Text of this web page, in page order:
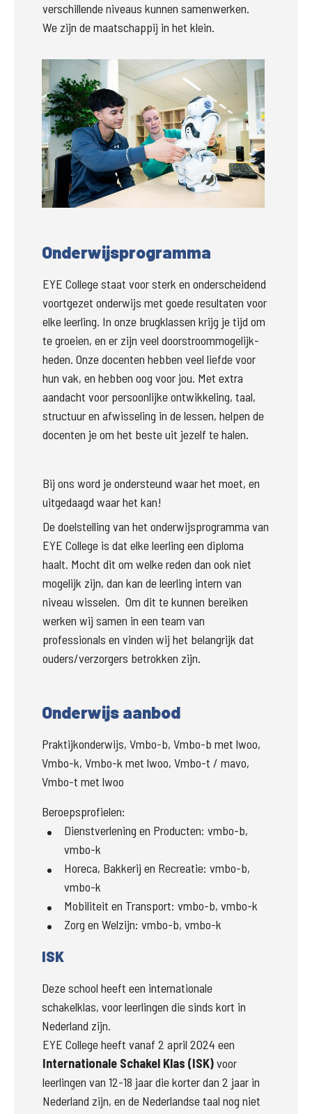
verschillende niveaus kunnen samenwerken.
We zijn de maatschappij in het klein.
Onderwijsprogramma
EYE College staat voor sterk en onderscheidend
voortgezet onderwijs met goede resultaten voor
elke leerling. In onze brugklassen krijg je tijd om
te groeien, en er zijn veel doorstroommogelijk-
heden. Onze docenten hebben veel liefde voor
hun vak, en hebben oog voor jou. Met extra
aandacht voor persoonlijke ontwikkeling, taal,
structuur en afwisseling in de lessen, helpen de
docenten je om het beste uit jezelf te halen.
Bij ons word je ondersteund waar het moet, en
uitgedaagd waar het kan!
De doelstelling van het onderwijsprogramma van
EYE College is dat elke leerling een diploma
haalt. Mocht dit om welke reden dan ook niet
mogelijk zijn, dan kan de leerling intern van
niveau wisselen. Om dit te kunnen bereiken
werken wij samen in een team van
professionals en vinden wij het belangrijk dat
ouders/verzorgers betrokken zijn.
Onderwijs aanbod
Praktijkonderwijs, Vmbo-b, Vmbo-b met lwoo,
Vmbo-k, Vmbo-k met lwoo, Vmbo-t / mavo,
Vmbo-t met lwoo
Beroepsprofielen:
Dienstverlening en Producten: vmbo-b,
vmbo-k
Horeca, Bakkerij en Recreatie: vmbo-b,
vmbo-k
Mobiliteit en Transport: vmbo-b, vmbo-k
Zorg en Welzijn: vmbo-b, vmbo-k
ISK
Deze school heeft een internationale
schakelklas, voor leerlingen die sinds kort in
Nederland zijn.
EYE College heeft vanaf 2 april 2024 een
Internationale Schakel Klas (ISK)voor
leerlingen van 12-18 jaar die korter dan 2 jaar in
Nederland zijn, en de Nederlandse taal nog niet